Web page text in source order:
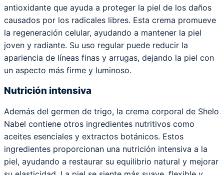
antioxidante que ayuda a proteger la piel de los daños
causados por los radicales libres. Esta crema promueve
la regeneración celular, ayudando a mantener la piel
joven y radiante. Su uso regular puede reducir la
apariencia de líneas finas y arrugas, dejando la piel con
un aspecto más firme y luminoso.
Nutrición intensiva
Además del germen de trigo, la crema corporal de Shelo
Nabel contiene otros ingredientes nutritivos como
aceites esenciales y extractos botánicos. Estos
ingredientes proporcionan una nutrición intensiva a la
piel, ayudando a restaurar su equilibrio natural y mejorar